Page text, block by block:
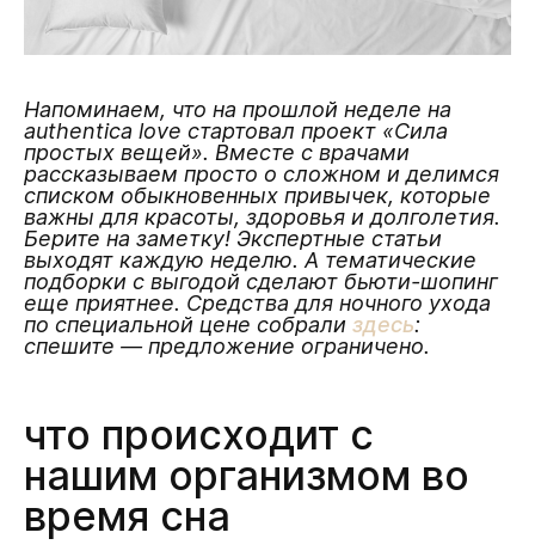
Напоминаем, что на прошлой неделе на
authentica love стартовал проект «Сила
простых вещей». Вместе с врачами
рассказываем просто о сложном и делимся
списком обыкновенных привычек, которые
важны для красоты, здоровья и долголетия.
Берите на заметку! Экспертные статьи
выходят каждую неделю. А тематические
подборки с выгодой сделают бьюти-шопинг
еще приятнее. Средства для ночного ухода
по специальной цене собрали здесь:
спешите — предложение ограничено.
что происходит с
нашим организмом во
время сна